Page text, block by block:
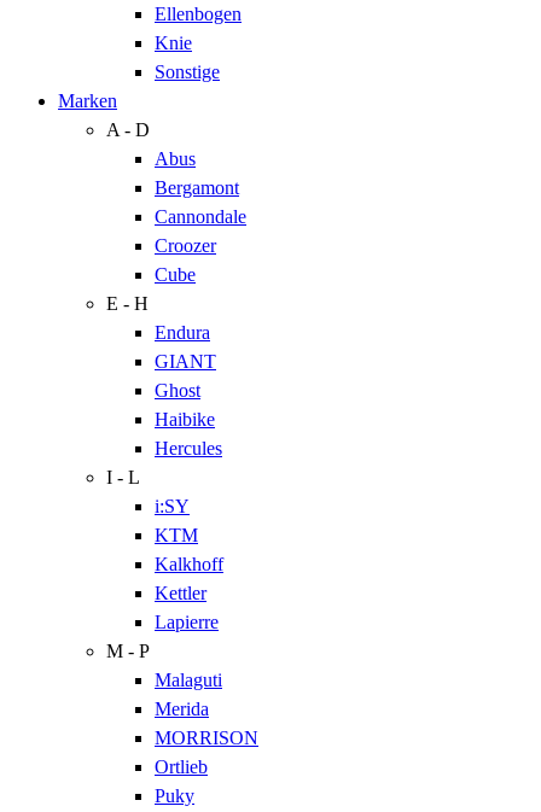
Ellenbogen
Knie
Sonstige
Marken
A - D
Abus
Bergamont
Cannondale
Croozer
Cube
E - H
Endura
GIANT
Ghost
Haibike
Hercules
I - L
i:SY
KTM
Kalkhoff
Kettler
Lapierre
M - P
Malaguti
Merida
MORRISON
Ortlieb
Puky